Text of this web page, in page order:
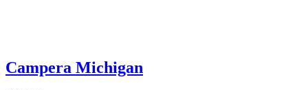
Campera Michigan